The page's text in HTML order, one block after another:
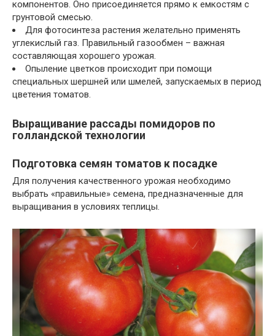
компонентов. Оно присоединяется прямо к емкостям с
грунтовой смесью.
Для фотосинтеза растения желательно применять
углекислый газ. Правильный газообмен – важная
составляющая хорошего урожая.
Опыление цветков происходит при помощи
специальных шершней или шмелей, запускаемых в период
цветения томатов.
Выращивание рассады помидоров по
голландской технологии
Подготовка семян томатов к посадке
Для получения качественного урожая необходимо
выбрать «правильные» семена, предназначенные для
выращивания в условиях теплицы.